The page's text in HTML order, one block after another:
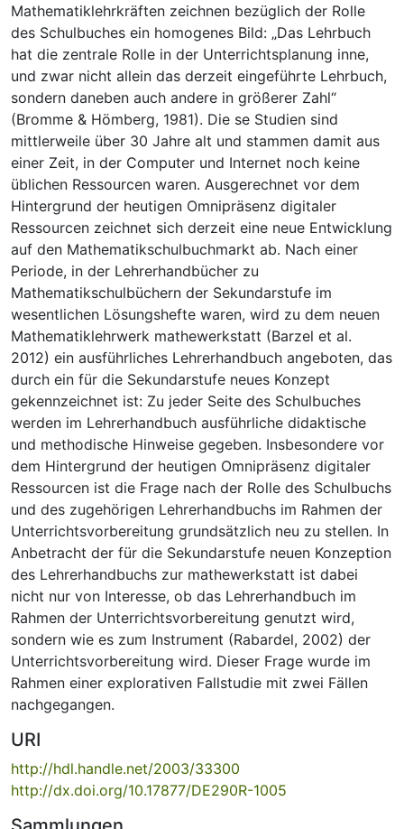
Mathematiklehrkräften zeichnen bezüglich der Rolle
des Schulbuches ein homogenes Bild: „Das Lehrbuch
hat die zentrale Rolle in der Unterrichtsplanung inne,
und zwar nicht allein das derzeit eingeführte Lehrbuch,
sondern daneben auch andere in größerer Zahl“
(Bromme & Hömberg, 1981). Die se Studien sind
mittlerweile über 30 Jahre alt und stammen damit aus
einer Zeit, in der Computer und Internet noch keine
üblichen Ressourcen waren. Ausgerechnet vor dem
Hintergrund der heutigen Omnipräsenz digitaler
Ressourcen zeichnet sich derzeit eine neue Entwicklung
auf den Mathematikschulbuchmarkt ab. Nach einer
Periode, in der Lehrerhandbücher zu
Mathematikschulbüchern der Sekundarstufe im
wesentlichen Lösungshefte waren, wird zu dem neuen
Mathematiklehrwerk mathewerkstatt (Barzel et al.
2012) ein ausführliches Lehrerhandbuch angeboten, das
durch ein für die Sekundarstufe neues Konzept
gekennzeichnet ist: Zu jeder Seite des Schulbuches
werden im Lehrerhandbuch ausführliche didaktische
und methodische Hinweise gegeben. Insbesondere vor
dem Hintergrund der heutigen Omnipräsenz digitaler
Ressourcen ist die Frage nach der Rolle des Schulbuchs
und des zugehörigen Lehrerhandbuchs im Rahmen der
Unterrichtsvorbereitung grundsätzlich neu zu stellen. In
Anbetracht der für die Sekundarstufe neuen Konzeption
des Lehrerhandbuchs zur mathewerkstatt ist dabei
nicht nur von Interesse, ob das Lehrerhandbuch im
Rahmen der Unterrichtsvorbereitung genutzt wird,
sondern wie es zum Instrument (Rabardel, 2002) der
Unterrichtsvorbereitung wird. Dieser Frage wurde im
Rahmen einer explorativen Fallstudie mit zwei Fällen
nachgegangen.
URI
http://hdl.handle.net/2003/33300
http://dx.doi.org/10.17877/DE290R-1005